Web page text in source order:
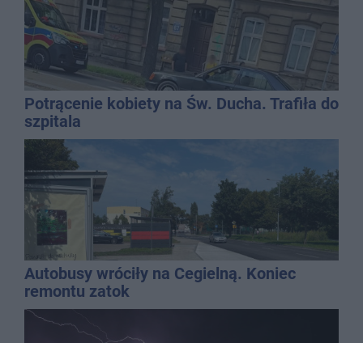
Potrącenie kobiety na Św. Ducha. Trafiła do
szpitala
Autobusy wróciły na Cegielną. Koniec
remontu zatok